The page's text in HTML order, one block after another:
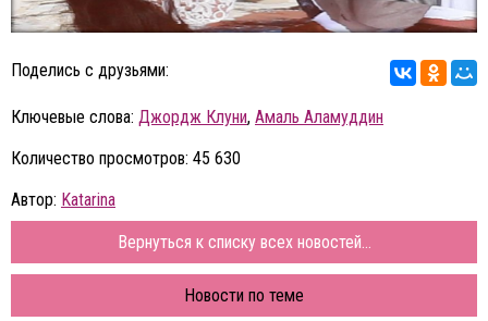
Поделись с друзьями:
Ключевые слова: Джордж Клуни, Амаль Аламуддин
Количество просмотров: 45 630
Автор: Katarina
Вернуться к списку всех новостей...
Новости по теме